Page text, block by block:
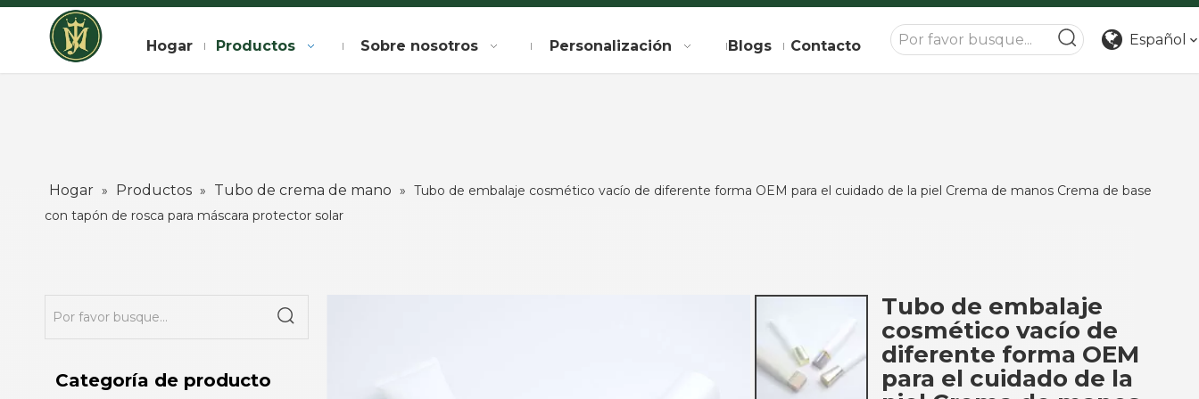
Hogar Productos Sobre nosotros Personalización Blogs Contacto Español
Hogar » Productos » Tubo de crema de mano » Tubo de embalaje cosmético vacío de diferente forma OEM para el cuidado de la piel Crema de manos Crema de base
con tapón de rosca para máscara protector solar
Categoría de producto
Tubo de embalaje
cosmético vacío de
diferente forma OEM
para el cuidado de la